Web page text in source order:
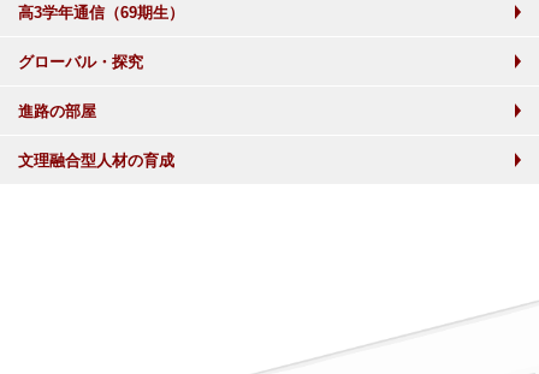
高3学年通信（69期生）
グローバル・探究
進路の部屋
文理融合型人材の育成